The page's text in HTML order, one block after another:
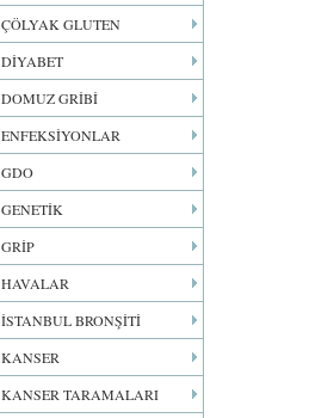
ÇÖLYAK GLUTEN
DİYABET
DOMUZ GRİBİ
ENFEKSİYONLAR
GDO
GENETİK
GRİP
HAVALAR
İSTANBUL BRONŞİTİ
KANSER
KANSER TARAMALARI